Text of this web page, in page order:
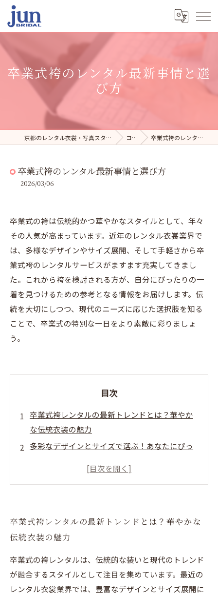
卒業式袴のレンタル最新事情と選
び方
京都のレンタル衣裳・写真スタジオならジュンブライダル コラム 卒業式袴のレンタル最新事情と選び方
卒業式袴のレンタル最新事情と選び方
2026/03/06
卒業式の袴は伝統的かつ華やかなスタイルとして、年々
その人気が高まっています。近年のレンタル衣裳業界で
は、多様なデザインやサイズ展開、そして手軽さから卒
業式袴のレンタルサービスがますます充実してきまし
た。これから袴を検討される方が、自分にぴったりの一
着を見つけるための参考となる情報をお届けします。伝
統を大切にしつつ、現代のニーズに応じた選択肢を知る
ことで、卒業式の特別な一日をより素敵に彩りましょ
う。
目次
卒業式袴レンタルの最新トレンドとは？華やか
な伝統衣装の魅力
多彩なデザインとサイズで選ぶ！あなたにぴっ
レンタル袴サービスの手軽さが人気の秘密！忙
トレンドで最高の思い出を
卒業式袴レンタルの最新トレンドとは？華やかな
伝統衣装の魅力
卒業式の袴レンタルは、伝統的な装いと現代のトレンド
が融合するスタイルとして注目を集めています。最近の
レンタル衣裳業界では、豊富なデザインとサイズ展開に